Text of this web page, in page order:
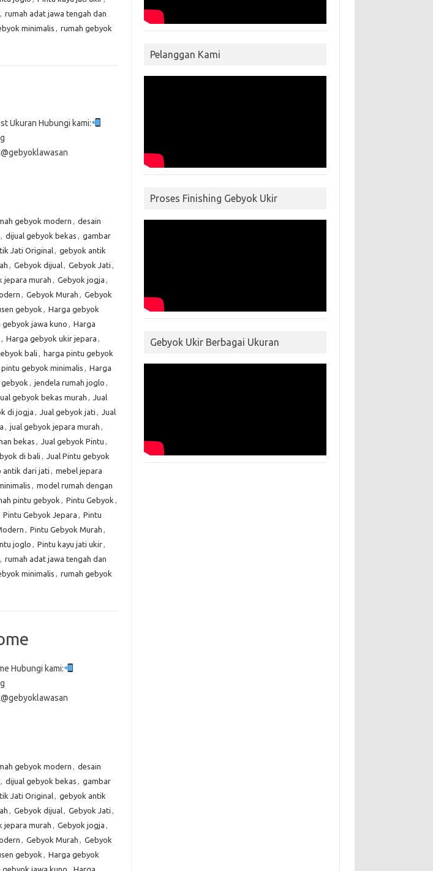
, rumah adat jawa tengah dan
minimalis , rumah gebyok
Ukuran Hubungi kami:
gebyok modern , desain
, dijual gebyok bekas , gambar
Jati Original, gebyok antik
, Gebyok dijual, Gebyok Jati ,
jepara murah , Gebyok jogja ,
, Gebyok Murah , Gebyok
gebyok , Harga gebyok
gebyok jawa kuno , Harga
, Harga gebyok ukir jepara ,
bali , harga pintu gebyok
gebyok minimalis , Harga
, jendela rumah joglo ,
gebyok bekas murah , Jual
di jogja , Jual gebyok jati , Jual
, jual gebyok jepara murah ,
bekas , Jual gebyok Pintu ,
di bali , Jual Pintu gebyok
antik dari jati , mebel jepara
, model rumah dengan
pintu gebyok , Pintu Gebyok ,
Pintu Gebyok Jepara , Pintu
, Pintu Gebyok Murah ,
joglo , Pintu kayu jati ukir,
, rumah adat jawa tengah dan
minimalis , rumah gebyok
Hubungi kami:
gebyok modern , desain
, dijual gebyok bekas , gambar
Jati Original, gebyok antik
, Gebyok dijual, Gebyok Jati ,
jepara murah , Gebyok jogja ,
, Gebyok Murah , Gebyok
gebyok , Harga gebyok
gebyok jawa kuno Harga
Pelanggan Kami
Proses Finishing Gebyok Ukir
Gebyok Ukir Berbagai Ukuran